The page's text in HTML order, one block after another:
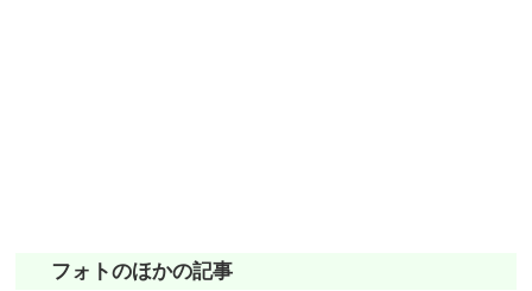
フォトのほかの記事